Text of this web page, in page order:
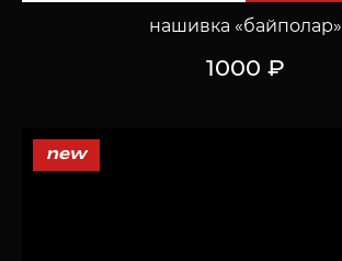
нашивка «байполар»
1000 ₽